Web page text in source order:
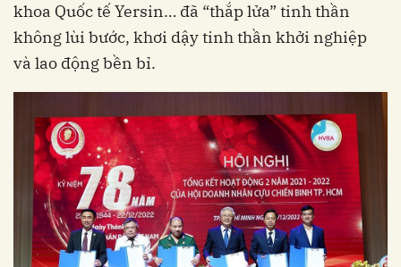
khoa Quốc tế Yersin… đã “thắp lửa” tinh thần
không lùi bước, khơi dậy tinh thần khởi nghiệp
và lao động bền bỉ.